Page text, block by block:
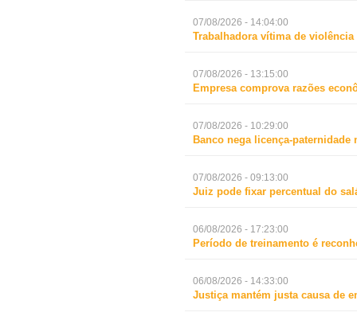
07/08/2026 - 14:04:00
Trabalhadora vítima de
07/08/2026 - 13:15:00
Empresa comprova razões
07/08/2026 - 10:29:00
Banco nega licença-
07/08/2026 - 09:13:00
Juiz pode fixar percentual do
06/08/2026 - 17:23:00
Período de treinamento é
06/08/2026 - 14:33:00
Justiça mantém justa causa de